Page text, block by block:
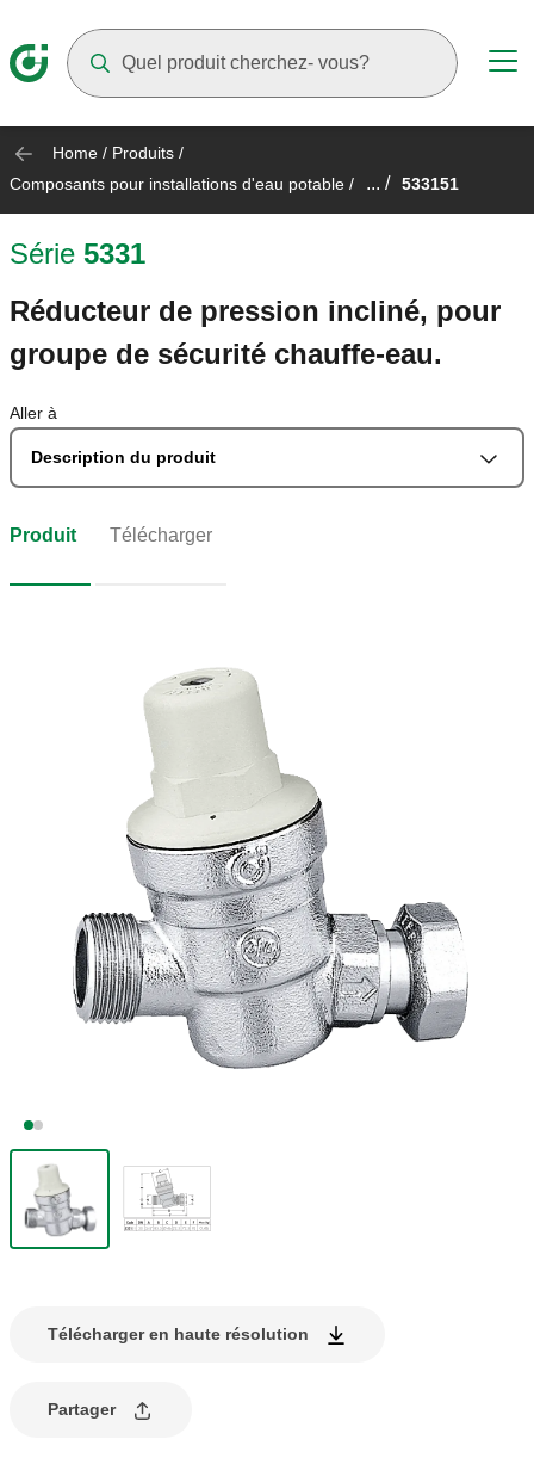
Home / Produits /
Composants pour installations d'eau potable / ... / 533151
Série 5331
Réducteur de pression incliné, pour
groupe de sécurité chauffe-eau.
Aller à
Description du produit
Produit Télécharger
Télécharger en haute résolution
Partager